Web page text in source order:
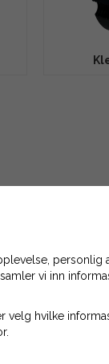
personlig
vi inn
velg hvilke